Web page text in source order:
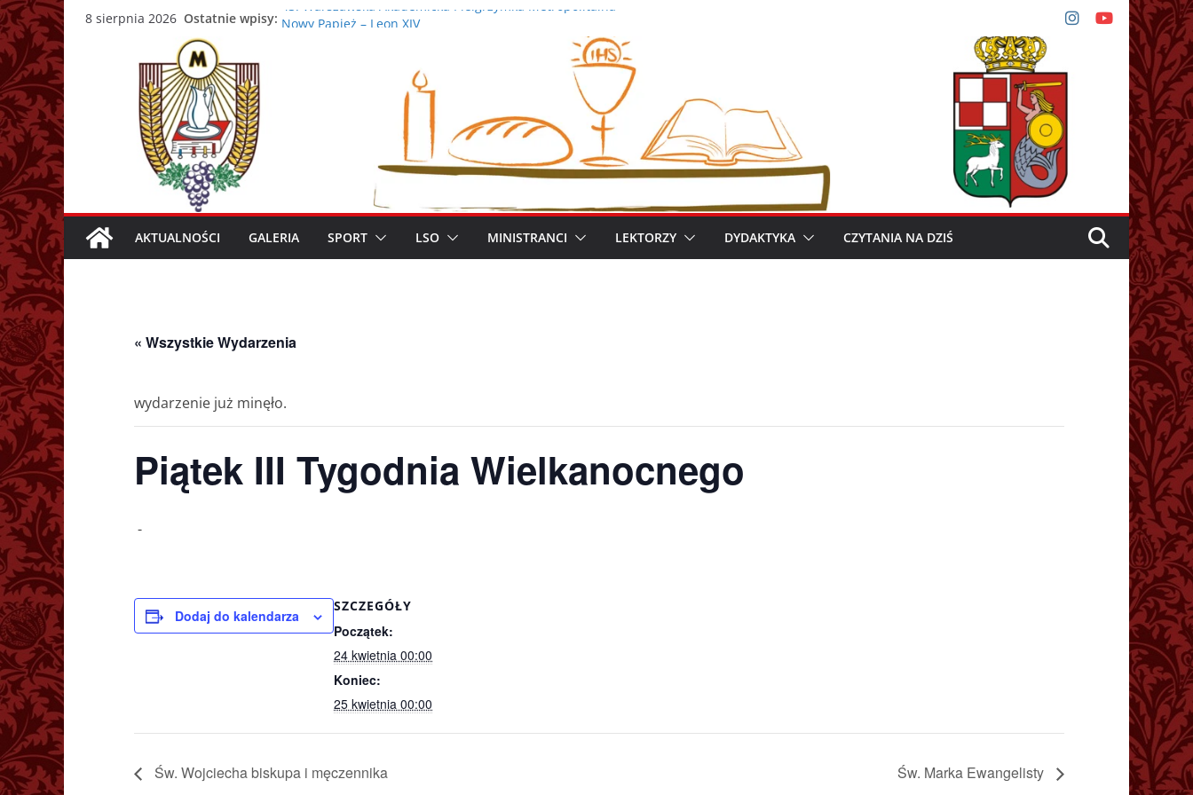
Przejdź
do
treści
8 sierpnia 2026 Ostatnie wpisy: 43. Warszawska Akademicka Pielgrzymka Metropolitalna
Nowy Papież – Leon XIV
Adrian Galbas nowym metropolitą warszawskim
Zmarł ks. prałat Kazimierz Apel
AKTUALNOŚCI GALERIA SPORT LSO MINISTRANCI LEKTORZY DYDAKTYKA CZYTANIA NA DZIŚ
« Wszystkie Wydarzenia
wydarzenie już minęło.
Piątek III Tygodnia Wielkanocnego
-
Dodaj do kalendarza
SZCZEGÓŁY
Początek:
24 kwietnia 00:00
Koniec:
25 kwietnia 00:00
Św. Wojciecha biskupa i męczennika Św. Marka Ewangelisty